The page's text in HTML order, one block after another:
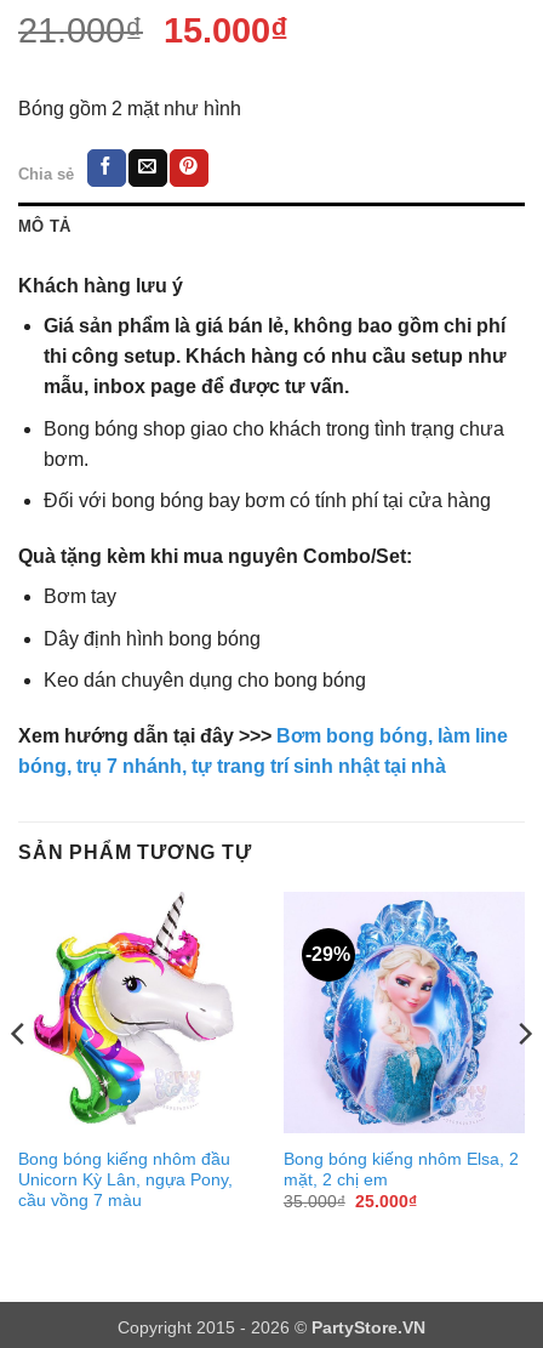
21.000₫ Giá
là:
15.000₫Giá
Bóng gồm 2 mặt như hình
Chia sẻ
MÔ TẢ
Khách hàng lưu ý
Giá sản phẩm là giá bán lẻ, không bao gồm chi phí
thi công setup. Khách hàng có nhu cầu setup như
mẫu, inbox page để được tư vấn.
Bong bóng shop giao cho khách trong tình trạng chưa
bơm.
Đối với bong bóng bay bơm có tính phí tại cửa hàng
Quà tặng kèm khi mua nguyên Combo/Set:
Bơm tay
Dây định hình bong bóng
Keo dán chuyên dụng cho bong bóng
Xem hướng dẫn tại đây >>> Bơm bong bóng, làm line
bóng, trụ 7 nhánh, tự trang trí sinh nhật tại nhà
SẢN PHẨM TƯƠNG TỰ
Bong bóng kiếng nhôm đầu
Unicorn Kỳ Lân, ngựa Pony,
cầu vồng 7 màu
-29%
Bong bóng kiếng nhôm Elsa, 2
mặt, 2 chị em
35.000₫ Giá
25.000₫Giá
Copyright 2015 - 2026 © PartyStore.VN